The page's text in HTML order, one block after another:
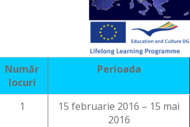
Număr
locuri
Perioada
1
15 februarie 2016 – 15 mai
2016